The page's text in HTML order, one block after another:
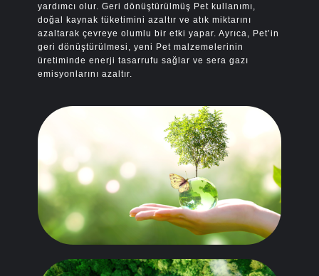
yardımcı olur. Geri dönüştürülmüş Pet kullanımı,
doğal kaynak tüketimini azaltır ve atık miktarını
azaltarak çevreye olumlu bir etki yapar. Ayrıca, Pet’in
geri dönüştürülmesi, yeni Pet malzemelerinin
üretiminde enerji tasarrufu sağlar ve sera gazı
emisyonlarını azaltır.